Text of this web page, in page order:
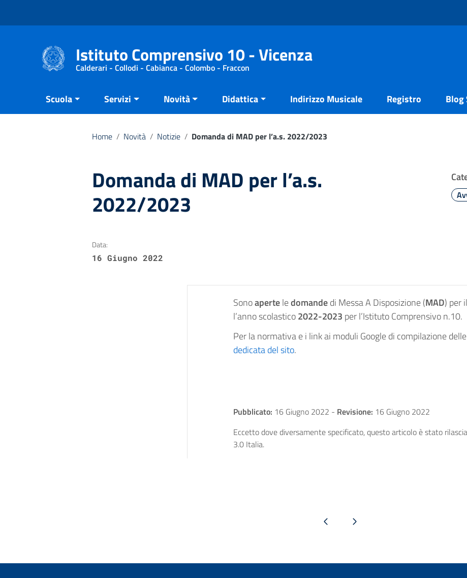
Istituto Comprensivo 10 - Vicenza
Calderari - Collodi - Cabianca - Colombo - Fraccon
Scuola Servizi Novità Didattica Indirizzo Musicale Registro Blog
Home / Novità / Notizie / Domanda di MAD per l’a.s. 2022/2023
Domanda di MAD per l’a.s.
2022/2023
Data:
16 Giugno 2022
Sonoaperteledomandedi Messa A Disposizione (MAD) per il
l’anno scolastico2022-2023 per l’Istituto Comprensivo n.10.
Per la normativa e i link ai moduli Google di compilazione
dedicata del sito.
Pubblicato: 16 Giugno 2022 - Revisione: 16 Giugno 2022
Eccetto dove diversamente specificato, questo articolo è stato
3.0 Italia.
Pagina precedentePagina successiva